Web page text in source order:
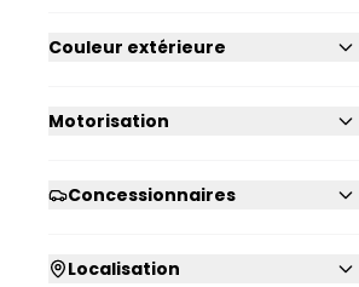
Couleur extérieure
Motorisation
Concessionnaires
Localisation